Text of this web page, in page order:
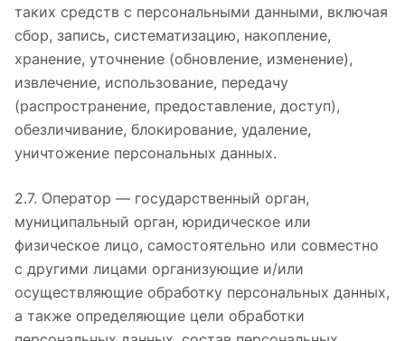
таких средств с персональными данными, включая
сбор, запись, систематизацию, накопление,
хранение, уточнение (обновление, изменение),
извлечение, использование, передачу
(распространение, предоставление, доступ),
обезличивание, блокирование, удаление,
уничтожение персональных данных.
2.7. Оператор — государственный орган,
муниципальный орган, юридическое или
физическое лицо, самостоятельно или совместно
с другими лицами организующие и/или
осуществляющие обработку персональных данных,
а также определяющие цели обработки